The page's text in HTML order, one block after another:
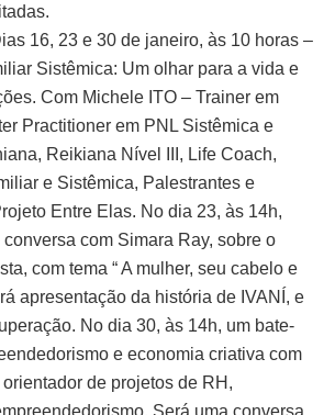
16, 23 e 30 de janeiro, às 10 horas –
Sistêmica: Um olhar para a vida e
Com Michele ITO – Trainer em
Practitioner em PNL Sistêmica e
Reikiana Nível III, Life Coach,
e Sistêmica, Palestrantes e
Entre Elas. No dia 23, às 14h,
com Simara Ray, sobre o
com tema “ A mulher, seu cabelo e
apresentação da história de IVANÍ, e
No dia 30, às 14h, um bate-
e economia criativa com
de projetos de RH,
Será uma conversa